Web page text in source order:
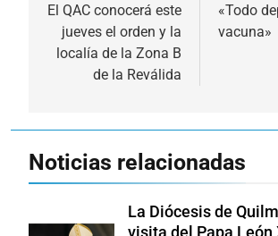
de
entradas
El QAC conocerá este
jueves el orden y la
localía de la Zona B
de la Reválida
«Todo
vacuna»
Noticias relacionadas
La Diócesis de
visita del Papa León